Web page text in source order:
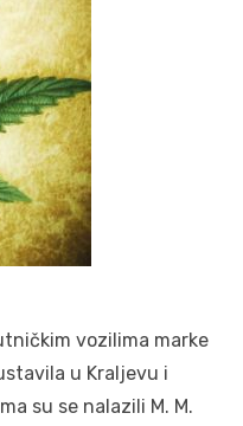
vozilima marke
u Kraljevu i
su se nalazili M. M.